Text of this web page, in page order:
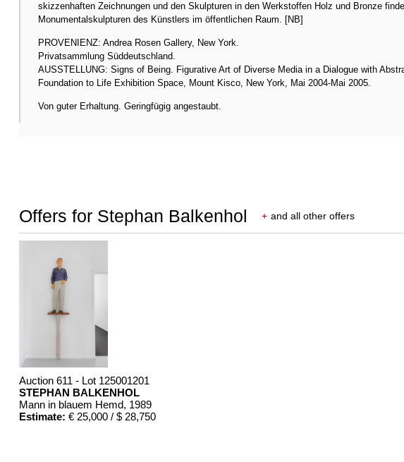
skizzenhaften Zeichnungen und den Skulpturen in den Werkstoffen Holz und Bronze
Monumentalskulpturen des Künstlers im öffentlichen Raum. [NB]
PROVENIENZ: Andrea Rosen Gallery, New York.
Privatsammlung Süddeutschland.
AUSSTELLUNG: Signs of Being. Figurative Art of Diverse Media in a Dialogue with
Foundation to Life Exhibition Space, Mount Kisco, New York, Mai 2004-Mai 2005.
Von guter Erhaltung. Geringfügig angestaubt.
Offers for Stephan Balkenhol + and all other offers
Auction 611 - Lot 125001201
STEPHAN BALKENHOL
Mann in blauem Hemd, 1989
Estimate: € 25,000 / $ 28,750